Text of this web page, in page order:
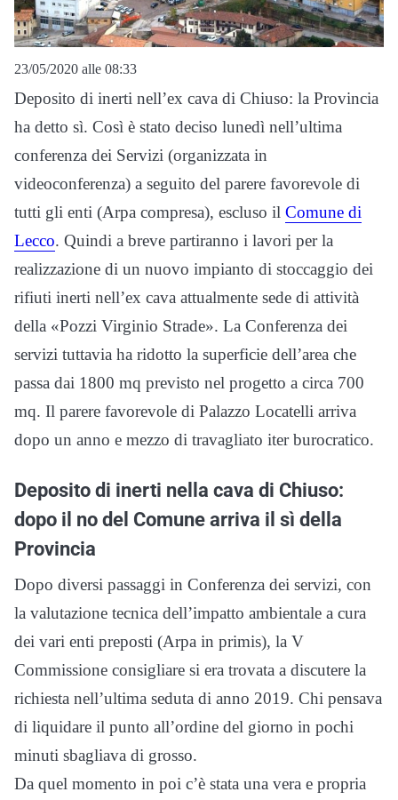
23/05/2020 alle 08:33
Deposito di inerti nell’ex cava di Chiuso: la Provincia
ha detto sì. Così è stato deciso lunedì nell’ultima
conferenza dei Servizi (organizzata in
videoconferenza) a seguito del parere favorevole di
tutti gli enti (Arpa compresa), escluso il Comune di
Lecco. Quindi a breve partiranno i lavori per la
realizzazione di un nuovo impianto di stoccaggio dei
rifiuti inerti nell’ex cava attualmente sede di attività
della «Pozzi Virginio Strade». La Conferenza dei
servizi tuttavia ha ridotto la superficie dell’area che
passa dai 1800 mq previsto nel progetto a circa 700
mq. Il parere favorevole di Palazzo Locatelli arriva
dopo un anno e mezzo di travagliato iter burocratico.
Deposito di inerti nella cava di Chiuso:
dopo il no del Comune arriva il sì della
Provincia
Dopo diversi passaggi in Conferenza dei servizi, con
la valutazione tecnica dell’impatto ambientale a cura
dei vari enti preposti (Arpa in primis), la V
Commissione consigliare si era trovata a discutere la
richiesta nell’ultima seduta di anno 2019. Chi pensava
di liquidare il punto all’ordine del giorno in pochi
minuti sbagliava di grosso.
Da quel momento in poi c’è stata una vera e propria